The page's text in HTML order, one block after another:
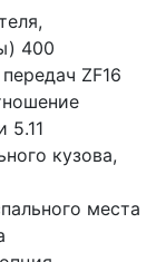
400
ZF16
5.11
кузова,
места